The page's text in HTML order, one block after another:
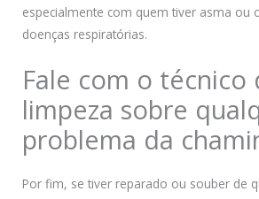
especialmente com quem tiver asma ou
doenças respiratórias.
Fale com o técnico
limpeza sobre
problema da
Por fim, se tiver reparado ou souber de